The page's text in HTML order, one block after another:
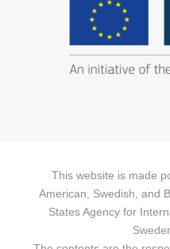
This website is made
American, Swedish, and
States Agency for